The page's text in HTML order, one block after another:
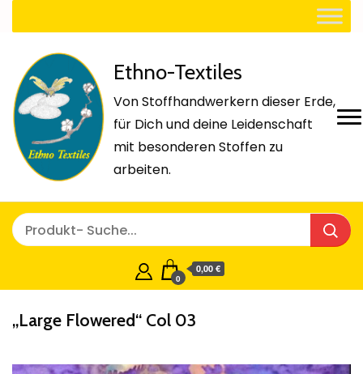
Ethno-Textiles
Von Stoffhandwerkern dieser Erde,
für Dich und deine Leidenschaft
mit besonderen Stoffen zu
arbeiten.
0
0,00 €
„Large Flowered“ Col 03